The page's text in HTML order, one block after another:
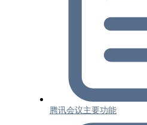
腾讯会议主要功能